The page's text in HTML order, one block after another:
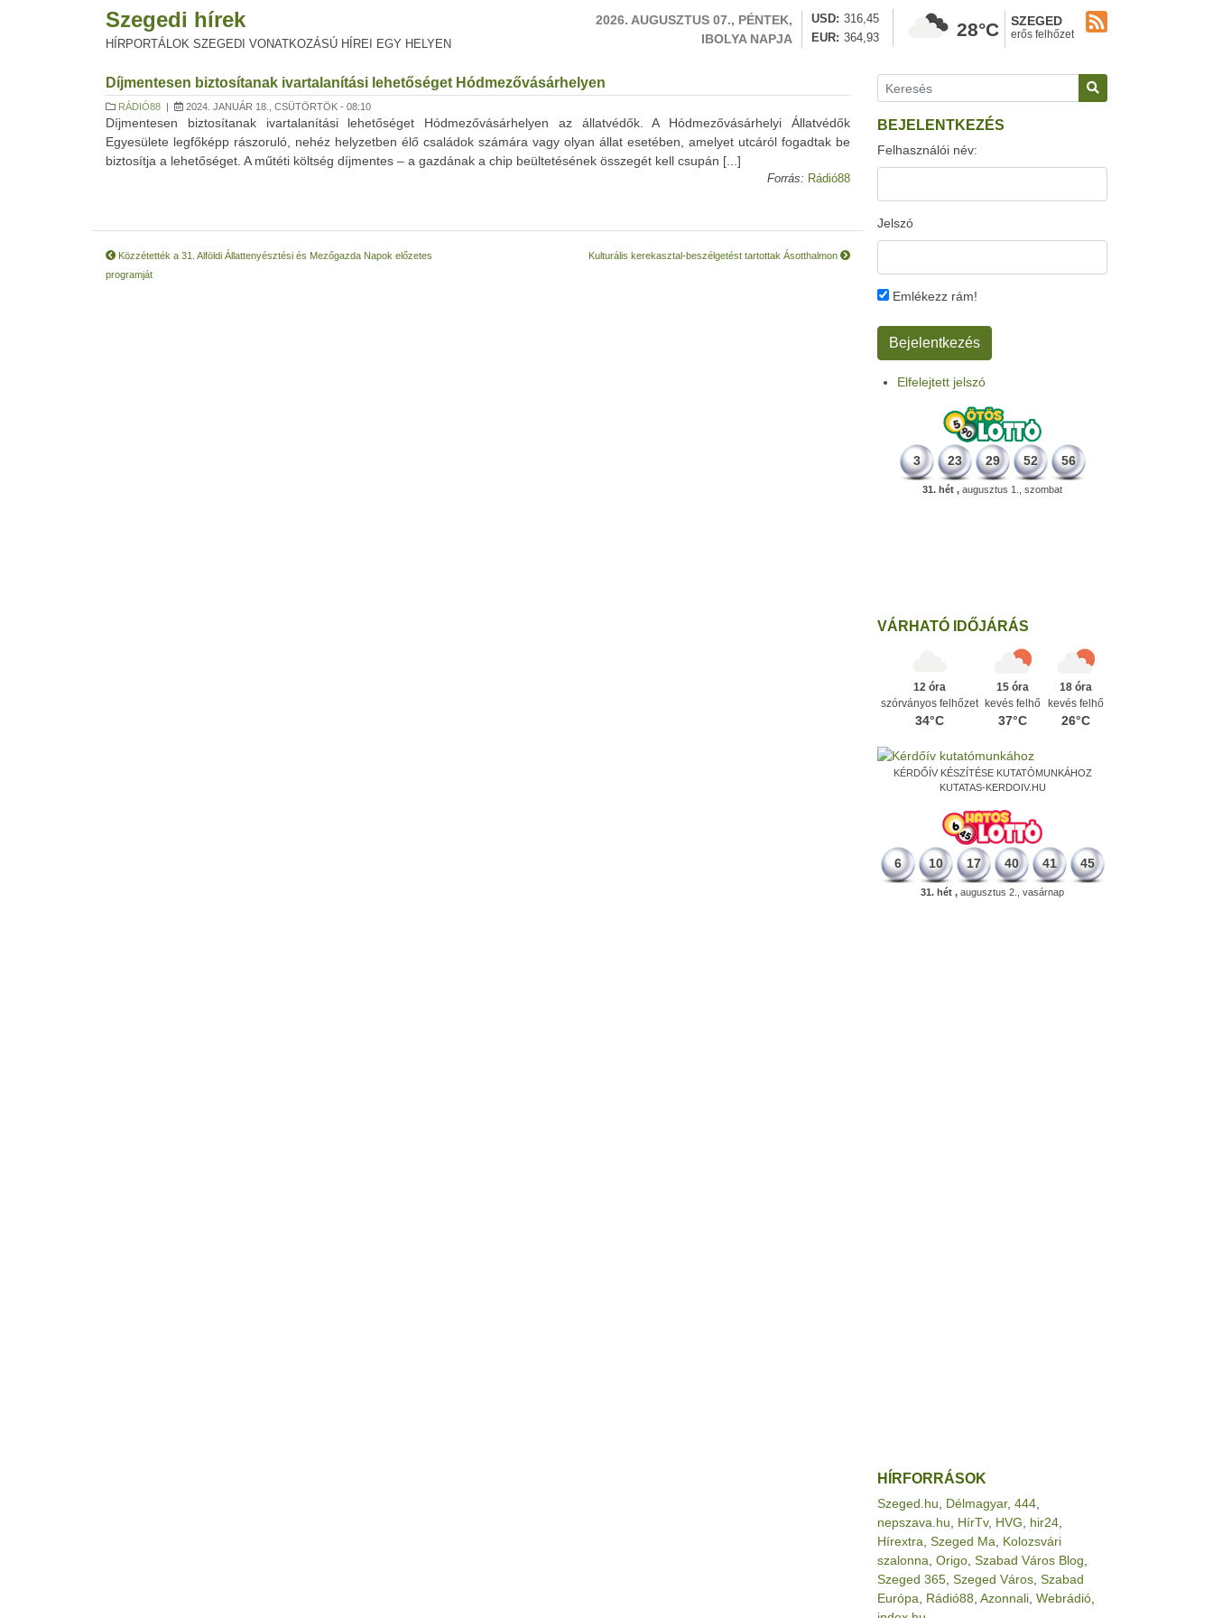
Szegedi hírek
HÍRPORTÁLOK SZEGEDI VONATKOZÁSÚ HÍREI EGY HELYEN
2026. AUGUSZTUS 07., PÉNTEK,
IBOLYA NAPJA
USD
316,45
EUR
364,93 28°C SZEGED
erős felhőzet
Díjmentesen biztosítanak ivartalanítási lehetőséget Hódmezővásárhelyen
RÁDIÓ88 | 2024. JANUÁR 18., CSÜTÖRTÖK - 08:10
Díjmentesen biztosítanak ivartalanítási lehetőséget Hódmezővásárhelyen az állatvédők. A Hódmezővásárhelyi Állatvédők
Egyesülete legfőképp rászoruló, nehéz helyzetben élő családok számára vagy olyan állat esetében, amelyet utcáról fogadtak be
biztosítja a lehetőséget. A műtéti költség díjmentes – a gazdának a chip beültetésének összegét kell csupán [...]
Forrás: Rádió88
Közzétették a 31. Alföldi Állattenyésztési és Mezőgazda Napok előzetes
programját
Kulturális kerekasztal-beszélgetést tartottak Ásotthalmon
BEJELENTKEZÉS
Felhasználói név:
Jelszó
Emlékezz rám!
Elfelejtett jelszó
3 23 29 52 56
31. hét , augusztus 1., szombat
VÁRHATÓ IDŐJÁRÁS
12 óra
szórványos felhőzet
34°C
15 óra
kevés felhő
37°C
18 óra
kevés felhő
26°C
KÉRDŐÍV KÉSZÍTÉSE KUTATÓMUNKÁHOZ
KUTATAS-KERDOIV.HU
6 10 17 40 41 45
31. hét , augusztus 2., vasárnap
HÍRFORRÁSOK
Szeged.hu Délmagyar, 444
nepszava.hu
HírTv, HVG hir24
Hírextra Szeged Ma
Kolozsvári
szalonna Origo Szabad Város Blog
Szeged 365 Szeged Város Szabad
Európa
Rádió88 Azonnali Webrádió